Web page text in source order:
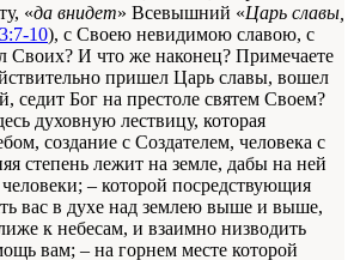
«да внидет» Всевышний «Царь славы,
10), с Своею невидимою славою, с
Своих? И что же наконец? Примечаете
пришел Царь славы, вошел
седит Бог на престоле святем Своем?
духовную лествицу, которая
создание с Создателем, человека с
степень лежит на земле, дабы на ней
– которой посредствующия
вас в духе над землею выше и выше,
к небесам, и взаимно низводить
вам; – на горнем месте которой